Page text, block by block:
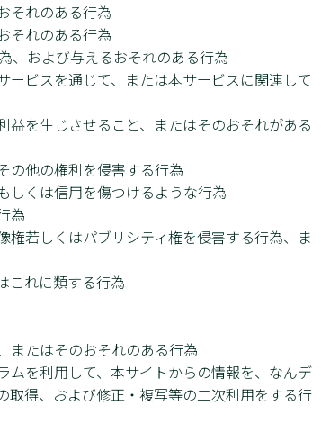
それのある行為
それのある行為
、および与えるおそれのある行為
ビスを通じて、または本サービスに関連して
を生じさせること、またはそのおそれがある
の他の権利を侵害する行為
しくは信用を傷つけるような行為
為
若しくはパブリシティ権を侵害する行為、ま
これに類する行為
またはそのおそれのある行為
を利用して、本サイトからの情報を、なんデ
取得、および修正・複写等の二次利用をする行